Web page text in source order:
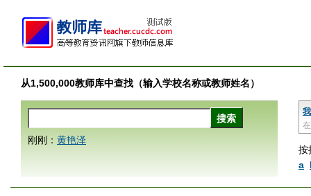
从1,500,000教师库中查找（输入学校名称或教师姓名）
按
a
刚刚： 黄艳泽